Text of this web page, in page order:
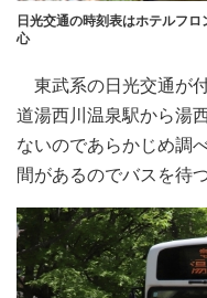
日光交通の時刻表はホテルフ
心
東武系の日光交通が
道湯西川温泉駅から湯
ないのであらかじめ調
間があるのでバスを待つ